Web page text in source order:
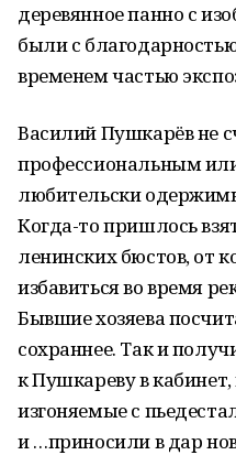
деревянное панно с
были с
временем частью
Василий Пушкарёв не
профессиональным
любительски
Когда-то пришлось
ленинских бюстов, от
избавиться во время
Бывшие хозяева
сохраннее. Так и
к Пушкареву в
изгоняемые с
и …приносили в дар